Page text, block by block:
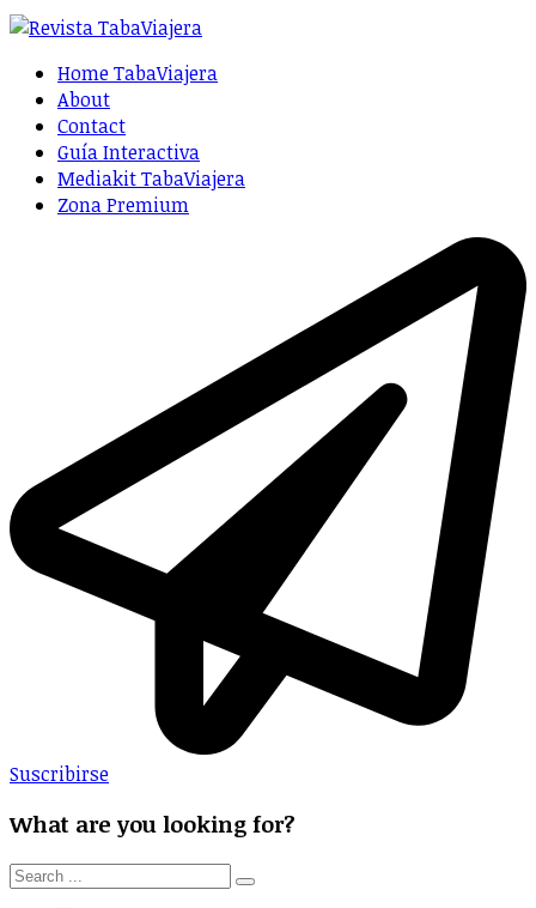
Home TabaViajera
About
Contact
Guía Interactiva
Mediakit TabaViajera
Zona Premium
Suscribirse
What are you looking for?